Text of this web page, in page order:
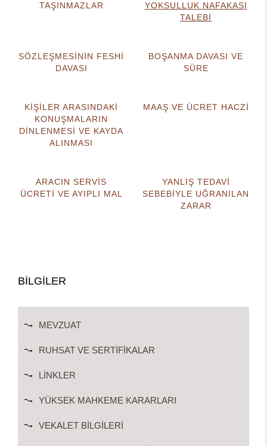
TAŞINMAZLAR
YOKSULLUK NAFAKASI
TALEBİ
SÖZLEŞMESİNİN FESHİ
DAVASI
BOŞANMA DAVASI VE
SÜRE
KİŞİLER ARASINDAKİ
KONUŞMALARIN
DİNLENMESİ VE KAYDA
ALINMASI
MAAŞ VE ÜCRET HACZİ
ARACIN SERVİS
ÜCRETİ VE AYIPLI MAL
YANLIŞ TEDAVİ
SEBEBİYLE UĞRANILAN
ZARAR
BİLGİLER
MEVZUAT
RUHSAT VE SERTIFIKALAR
LINKLER
YÜKSEK MAHKEME KARARLARI
VEKALET BILGILERI